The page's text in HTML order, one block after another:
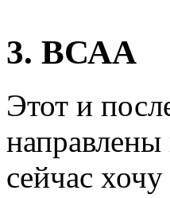
3. ВСАА
Этот и
сейчас